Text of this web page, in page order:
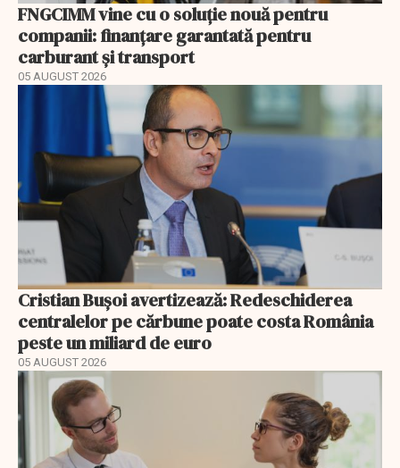
FNGCIMM vine cu o soluție nouă pentru
companii: finanțare garantată pentru
carburant și transport
05 AUGUST 2026
Cristian Bușoi avertizează: Redeschiderea
centralelor pe cărbune poate costa România
peste un miliard de euro
05 AUGUST 2026